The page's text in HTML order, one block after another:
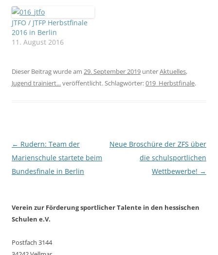
JTFO / JTFP Herbstfinale
2016 in Berlin
11. August 2016
Dieser Beitrag wurde am 29. September 2019 unterAktuelles,
Jugend trainiert...veröffentlicht. Schlagwörter:019_Herbstfinale.
Beitragsnavigation
← Rudern: Team der
Marienschule startete beim
Bundesfinale in Berlin
Neue Broschüre der ZFS über
die schulsportlichen
Wettbewerbe! →
Verein zur Förderung sportlicher Talente in den hessischen
Schulen e.V.
Postfach 3144